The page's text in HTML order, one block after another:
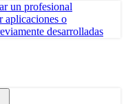
un profesional
aplicaciones o
desarrolladas